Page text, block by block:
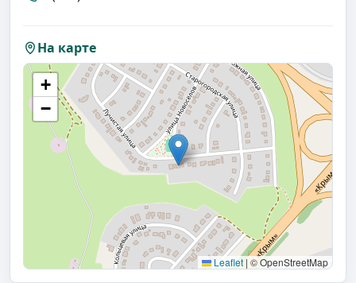
На карте
+
−
Leaflet | © OpenStreetMap